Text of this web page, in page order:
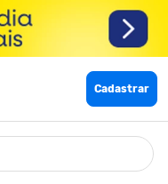
Cadastrar